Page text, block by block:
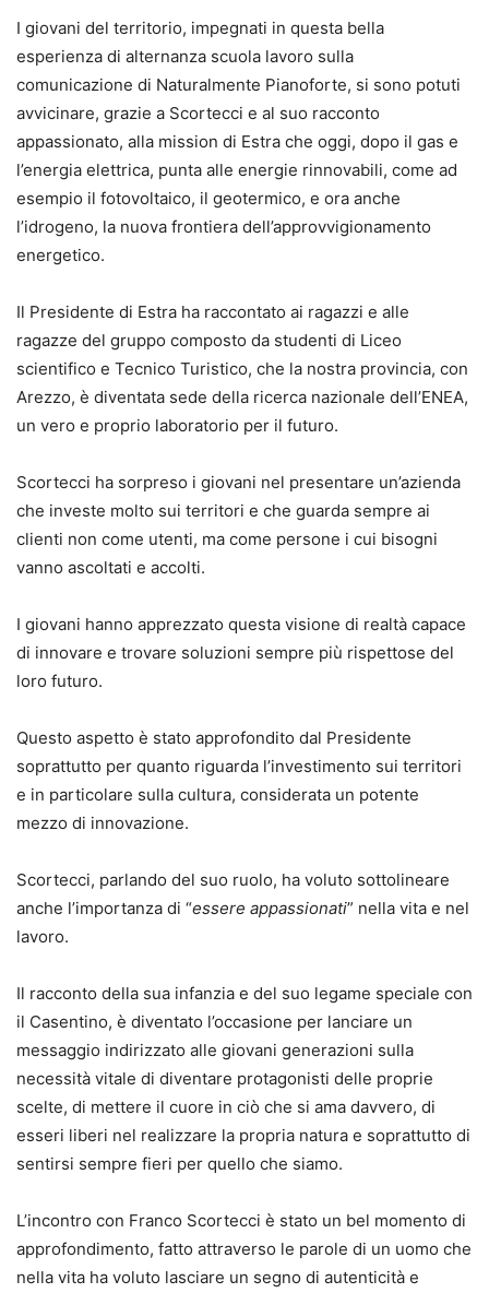
I giovani del territorio, impegnati in questa bella
esperienza di alternanza scuola lavoro sulla
comunicazione di Naturalmente Pianoforte, si sono potuti
avvicinare, grazie a Scortecci e al suo racconto
appassionato, alla mission di Estra che oggi, dopo il gas e
l’energia elettrica, punta alle energie rinnovabili, come ad
esempio il fotovoltaico, il geotermico, e ora anche
l’idrogeno, la nuova frontiera dell’approvvigionamento
energetico.
Il Presidente di Estra ha raccontato ai ragazzi e alle
ragazze del gruppo composto da studenti di Liceo
scientifico e Tecnico Turistico, che la nostra provincia, con
Arezzo, è diventata sede della ricerca nazionale dell’ENEA,
un vero e proprio laboratorio per il futuro.
Scortecci ha sorpreso i giovani nel presentare un’azienda
che investe molto sui territori e che guarda sempre ai
clienti non come utenti, ma come persone i cui bisogni
vanno ascoltati e accolti.
I giovani hanno apprezzato questa visione di realtà capace
di innovare e trovare soluzioni sempre più rispettose del
loro futuro.
Questo aspetto è stato approfondito dal Presidente
soprattutto per quanto riguarda l’investimento sui territori
e in particolare sulla cultura, considerata un potente
mezzo di innovazione.
Scortecci, parlando del suo ruolo, ha voluto sottolineare
anche l’importanza di “essere appassionati” nella vita e nel
lavoro.
Il racconto della sua infanzia e del suo legame speciale con
il Casentino, è diventato l’occasione per lanciare un
messaggio indirizzato alle giovani generazioni sulla
necessità vitale di diventare protagonisti delle proprie
scelte, di mettere il cuore in ciò che si ama davvero, di
esseri liberi nel realizzare la propria natura e soprattutto di
sentirsi sempre fieri per quello che siamo.
L’incontro con Franco Scortecci è stato un bel momento di
approfondimento, fatto attraverso le parole di un uomo che
nella vita ha voluto lasciare un segno di autenticità e